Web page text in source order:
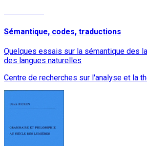
Sémantique, codes, traductions
Quelques essais sur la sémantique des
des langues naturelles
Centre de recherches sur l'analyse et la